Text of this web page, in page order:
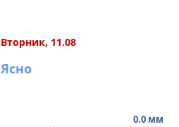
Вторник, 11.08
Ясно
0.0 мм